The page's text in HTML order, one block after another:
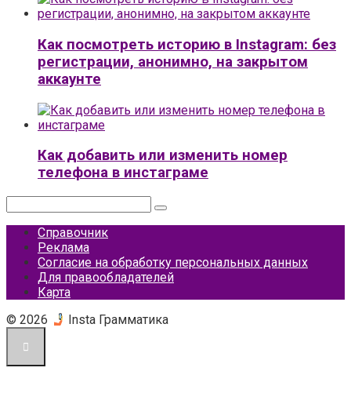
Как посмотреть историю в Instagram: без
регистрации, анонимно, на закрытом
аккаунте
Как добавить или изменить номер
телефона в инстаграме
Справочник
Реклама
Согласие на обработку персональных данных
Для правообладателей
Карта
© 2026
Insta Грамматика